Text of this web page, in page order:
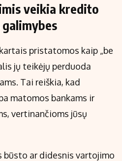
veikia kredito
pristatomos kaip „be
jų teikėjų perduoda
Tai reiškia, kad
matomos bankams ir
vertinančioms jūsų
būsto ar didesnis vartojimo